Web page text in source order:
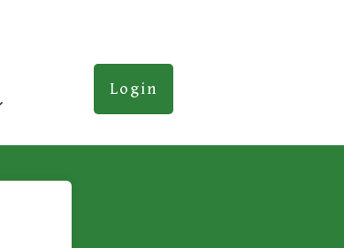
Login